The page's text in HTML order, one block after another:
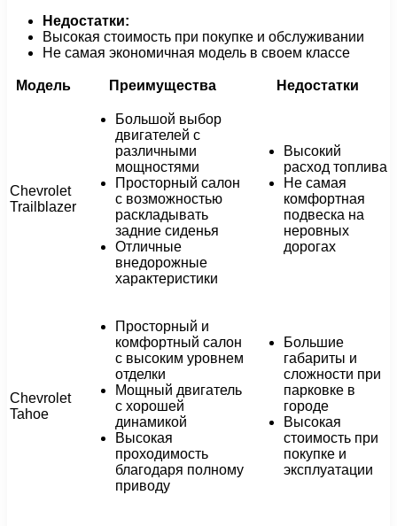
Недостатки:
Высокая стоимость при покупке и обслуживании
Не самая экономичная модель в своем классе
Модель Преимущества Недостатки
Chevrolet
Trailblazer
Большой выбор
двигателей с
различными
мощностями
Просторный салон
с возможностью
раскладывать
задние сиденья
Отличные
внедорожные
характеристики
Высокий
расход топлива
Не самая
комфортная
подвеска на
неровных
дорогах
Chevrolet
Tahoe
Просторный и
комфортный салон
с высоким уровнем
отделки
Мощный двигатель
с хорошей
динамикой
Высокая
проходимость
благодаря полному
приводу
Большие
габариты и
сложности при
парковке в
городе
Высокая
стоимость при
покупке и
эксплуатации